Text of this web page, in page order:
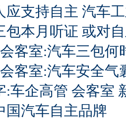
应支持自主 汽车
包本月听证 或对
客室:汽车三包何
客室:汽车安全气
:车企高管 会客室
国汽车自主品牌